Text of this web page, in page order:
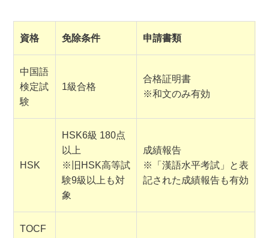
資格 免除条件 申請書類
中国語
検定試
験
1級合格
合格証明書
※和文のみ有効
HSK
HSK6級 180点
以上
※旧HSK高等試
験9級以上も対
象
成績報告
※「漢語水平考試」と表
記された成績報告も有効
TOCF